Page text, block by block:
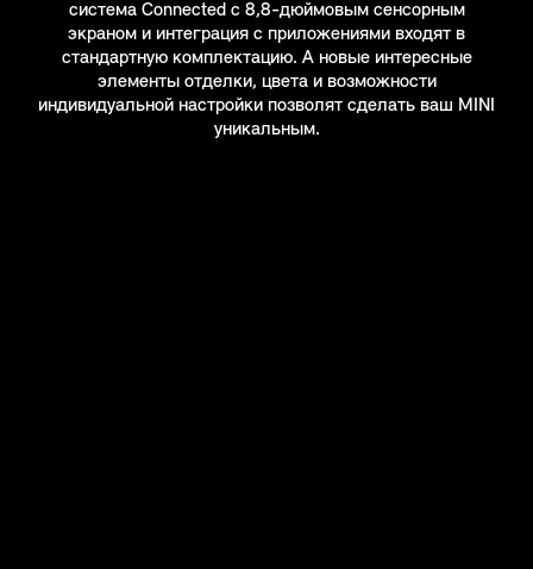
система Connected с 8,8-дюймовым сенсорным
экраном и интеграция с приложениями входят в
стандартную комплектацию. А новые интересные
элементы отделки, цвета и возможности
индивидуальной настройки позволят сделать ваш MINI
уникальным.